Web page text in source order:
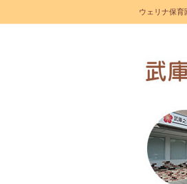
ウェリナ保育